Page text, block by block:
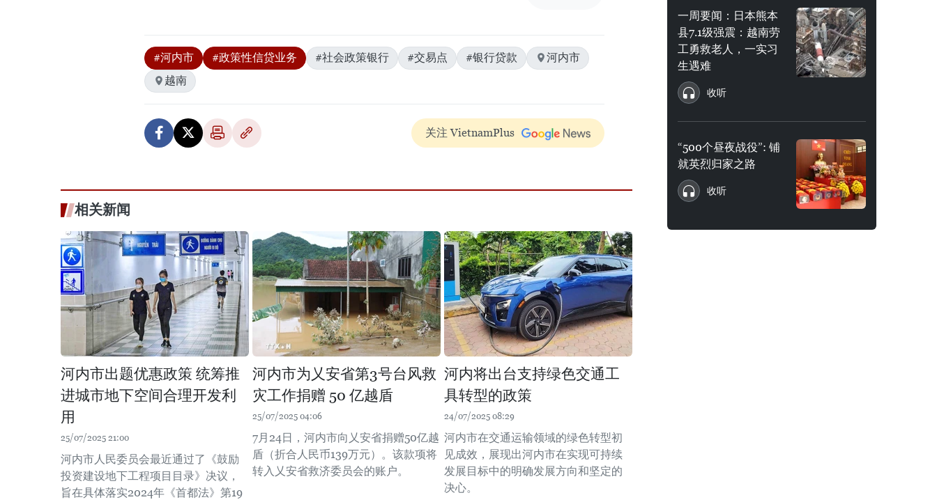
#河内市 #政策性信贷业务 #社会政策银行 #交易点 #银行贷款
河内市
越南
关注 VietnamPlus
相关新闻
河内市出题优惠政策 统筹推
进城市地下空间合理开发利
用
25/07/2025 21:00
河内市人民委员会最近通过了《鼓励
投资建设地下工程项目目录》决议，
旨在具体落实2024年《首都法》第19
河内市为乂安省第3号台风救
灾工作捐赠 50 亿越盾
25/07/2025 04:06
7月24日，河内市向乂安省捐赠50亿越
盾（折合人民币139万元）。该款项将
转入乂安省救济委员会的账户。 ​
河内将出台支持绿色交通工
具转型的政策
24/07/2025 08:29
河内市在交通运输领域的绿色转型初
见成效，展现出河内市在实现可持续
发展目标中的明确发展方向和坚定的
决心。
一周要闻：日本熊本
县7.1级强震：越南劳
工勇救老人，一实习
生遇难
收听
“500个昼夜战役”: 铺
就英烈归家之路
收听